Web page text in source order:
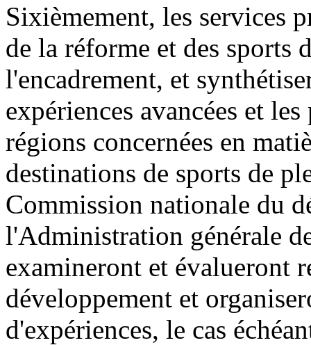
Sixièmement, les services
de la réforme et des
l'encadrement, et
expériences avancées et
régions concernées en
destinations de sports de
Commission nationale du
l'Administration générale
examineront et évalueront
développement et
d'expériences, le cas